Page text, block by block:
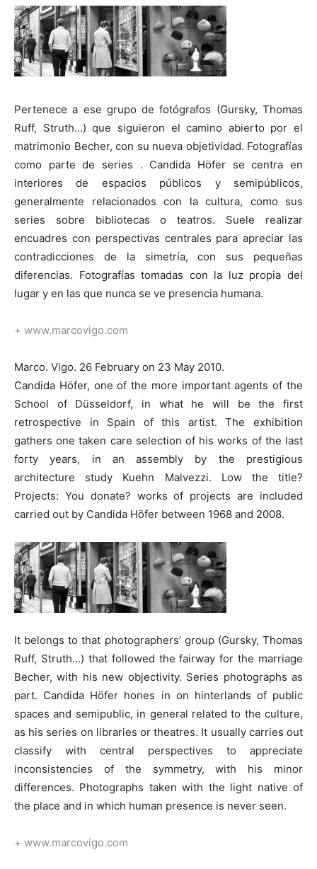
Pertenece a ese grupo de fotógrafos (Gursky, Thomas
Ruff, Struth…) que siguieron el camino abierto por el
matrimonio Becher, con su nueva objetividad. Fotografías
como parte de series . Candida Höfer se centra en
interiores de espacios públicos y semipúblicos,
generalmente relacionados con la cultura, como sus
series sobre bibliotecas o teatros. Suele realizar
encuadres con perspectivas centrales para apreciar las
contradicciones de la simetría, con sus pequeñas
diferencias. Fotografías tomadas con la luz propia del
lugar y en las que nunca se ve presencia humana.
+ www.marcovigo.com
Marco. Vigo. 26 February on 23 May 2010.
Candida Höfer, one of the more important agents of the
School of Düsseldorf, in what he will be the first
retrospective in Spain of this artist. The exhibition
gathers one taken care selection of his works of the last
forty years, in an assembly by the prestigious
architecture study Kuehn Malvezzi. Low the title?
Projects: You donate? works of projects are included
carried out by Candida Höfer between 1968 and 2008.
It belongs to that photographers’ group (Gursky, Thomas
Ruff, Struth…) that followed the fairway for the marriage
Becher, with his new objectivity. Series photographs as
part. Candida Höfer hones in on hinterlands of public
spaces and semipublic, in general related to the culture,
as his series on libraries or theatres. It usually carries out
classify with central perspectives to appreciate
inconsistencies of the symmetry, with his minor
differences. Photographs taken with the light native of
the place and in which human presence is never seen.
+ www.marcovigo.com